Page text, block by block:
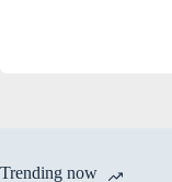
Trending now